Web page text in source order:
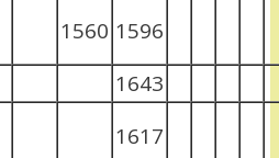
1560 1596
1643
1617